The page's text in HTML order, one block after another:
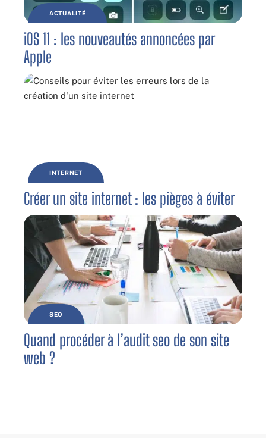
ACTUALITÉ
iOS 11 : les nouveautés annoncées par
Apple
INTERNET
Créer un site internet : les pièges à éviter
SEO
Quand procéder à l’audit seo de son site
web ?